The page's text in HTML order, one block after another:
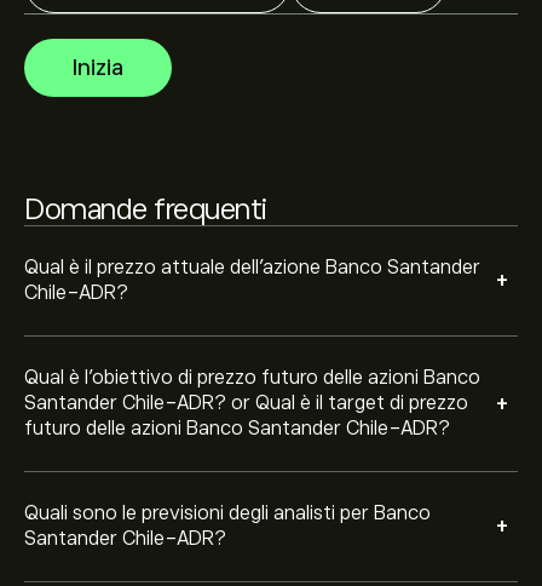
Inizia
Domande frequenti
Qual è il prezzo attuale dell'azione Banco Santander
Chile-ADR?
+
Qual è l'obiettivo di prezzo futuro delle azioni Banco
Santander Chile-ADR? or Qual è il target di prezzo
futuro delle azioni Banco Santander Chile-ADR?
+
Quali sono le previsioni degli analisti per Banco
Santander Chile-ADR?
+
Gli analisti offrono previsioni per le azioni Banco
Santander Chile-ADR basate su tendenze di mercato,
rapporti finanziari e crescita prevista. Consulta le
previsioni recenti per i futuri movimenti dei prezzi.
negli ultimi 3 mesi, il consenso generale è Acquisto
Moderato.